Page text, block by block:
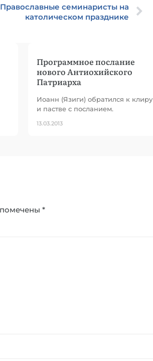
Православные семинаристы на
католическом празднике
Программное послание
нового Антиохийского
Патриарха
Иоанн (Язиги) обратился к клиру
и пастве с посланием.
13.03.2013
*